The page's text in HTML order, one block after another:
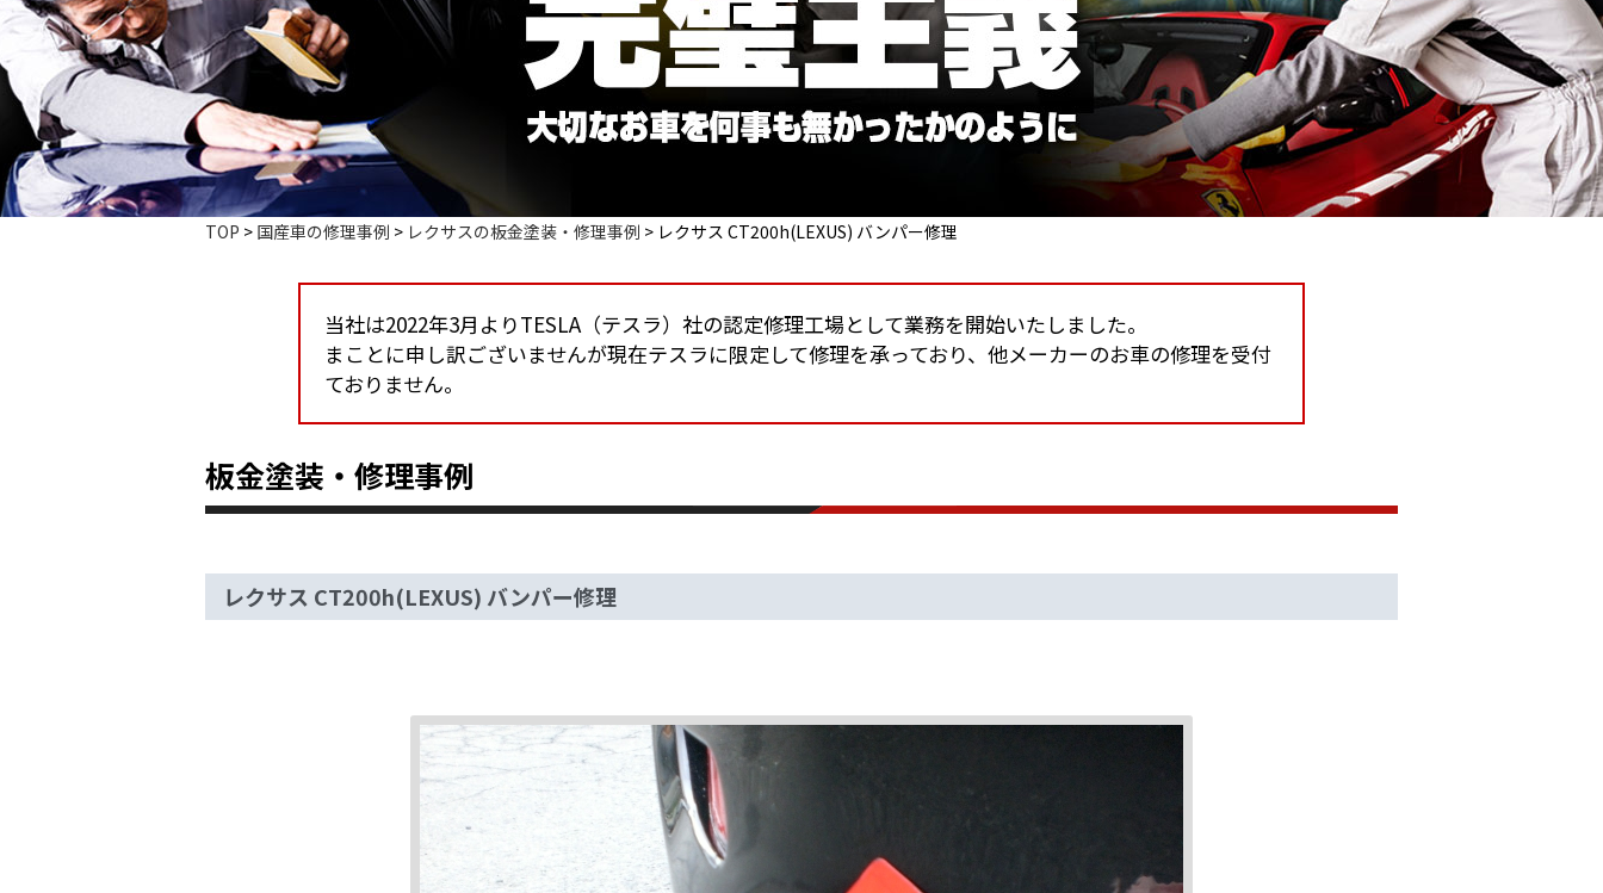
TOP > 国産車の修理事例 > レクサスの板金塗装・修理事例 > レクサス CT200h(LEXUS) バンパー修理
当社は2022年3月よりTESLA（テスラ）社の認定修理工場として業務を開始いたしました。
まことに申し訳ございませんが現在テスラに限定して修理を承っており、他メーカーのお車の修理を受付
ておりません。
板金塗装・修理事例
レクサス CT200h(LEXUS) バンパー修理